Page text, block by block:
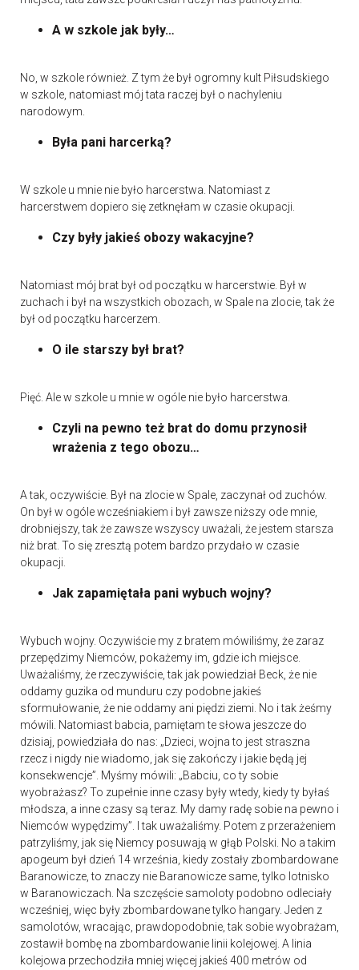
A w szkole jak były…
No, w szkole również. Z tym że był ogromny kult Piłsudskiego
w szkole, natomiast mój tata raczej był o nachyleniu
narodowym.
Była pani harcerką?
W szkole u mnie nie było harcerstwa. Natomiast z
harcerstwem dopiero się zetknęłam w czasie okupacji.
Czy były jakieś obozy wakacyjne?
Natomiast mój brat był od początku w harcerstwie. Był w
zuchach i był na wszystkich obozach, w Spale na zlocie, tak że
był od początku harcerzem.
O ile starszy był brat?
Pięć. Ale w szkole u mnie w ogóle nie było harcerstwa.
Czyli na pewno też brat do domu przynosił
wrażenia z tego obozu…
A tak, oczywiście. Był na zlocie w Spale, zaczynał od zuchów.
On był w ogóle wcześniakiem i był zawsze niższy ode mnie,
drobniejszy, tak że zawsze wszyscy uważali, że jestem starsza
niż brat. To się zresztą potem bardzo przydało w czasie
okupacji.
Jak zapamiętała pani wybuch wojny?
Wybuch wojny. Oczywiście my z bratem mówiliśmy, że zaraz
przepędzimy Niemców, pokażemy im, gdzie ich miejsce.
Uważaliśmy, że rzeczywiście, tak jak powiedział Beck, że nie
oddamy guzika od munduru czy podobne jakieś
sformułowanie, że nie oddamy ani piędzi ziemi. No i tak żeśmy
mówili. Natomiast babcia, pamiętam te słowa jeszcze do
dzisiaj, powiedziała do nas: „Dzieci, wojna to jest straszna
rzecz i nigdy nie wiadomo, jak się zakończy i jakie będą jej
konsekwencje”. Myśmy mówili: „Babciu, co ty sobie
wyobrażasz? To zupełnie inne czasy były wtedy, kiedy ty byłaś
młodsza, a inne czasy są teraz. My damy radę sobie na pewno i
Niemców wypędzimy”. I tak uważaliśmy. Potem z przerażeniem
patrzyliśmy, jak się Niemcy posuwają w głąb Polski. No a takim
apogeum był dzień 14 września, kiedy zostały zbombardowane
Baranowicze, to znaczy nie Baranowicze same, tylko lotnisko
w Baranowiczach. Na szczęście samoloty podobno odleciały
wcześniej, więc były zbombardowane tylko hangary. Jeden z
samolotów, wracając, prawdopodobnie, tak sobie wyobrażam,
zostawił bombę na zbombardowanie linii kolejowej. A linia
kolejowa przechodziła mniej więcej jakieś 400 metrów od